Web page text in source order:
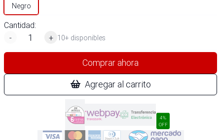
Negro
Cantidad:
-
+ 10+ disponibles
Comprar ahora
Agregar al carrito
4%
OFF